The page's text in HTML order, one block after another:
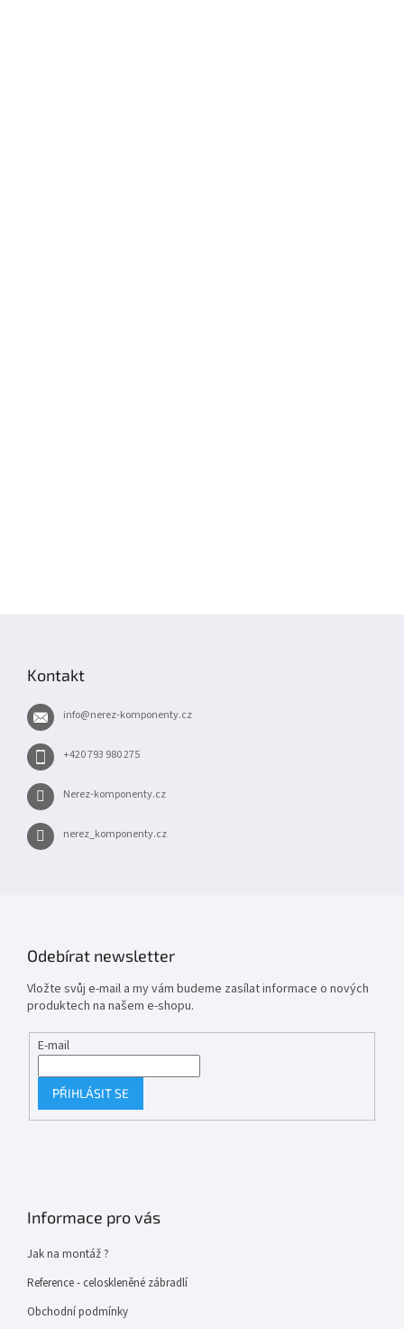
Kontakt
info@nerez-komponenty.cz
+420 793 980 275
Nerez-komponenty.cz
nerez_komponenty.cz
Odebírat newsletter
Vložte svůj e-mail a my vám budeme zasílat informace o nových
produktech na našem e-shopu.
E-mail
PŘIHLÁSIT SE
Informace pro vás
Jak na montáž ?
Reference - celoskleněné zábradlí
Obchodní podmínky